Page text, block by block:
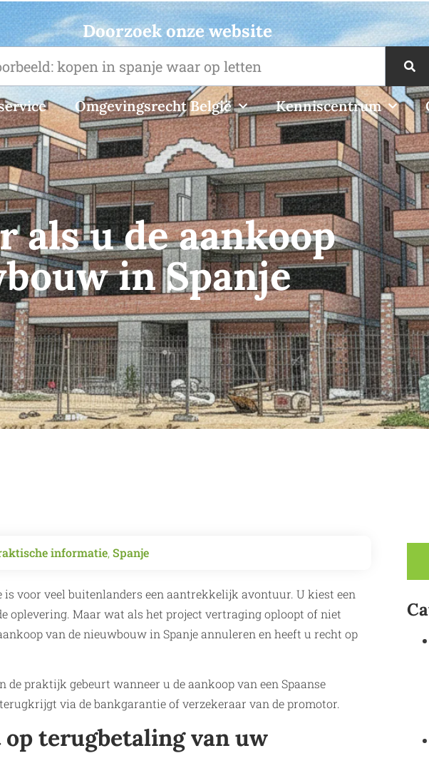
Doorzoek onze website
Omgevingsrecht België Kenniscentrum
als u de aankoop
in Spanje
informatie, Spanje
voor veel buitenlanders een aantrekkelijk avontuur. U kiest een
oplevering. Maar wat als het project vertraging oploopt of niet
van de nieuwbouw in Spanje annuleren en heeft u recht op
praktijk gebeurt wanneer u de aankoop van een Spaanse
via de bankgarantie of verzekeraar van de promotor.
terugbetaling van uw